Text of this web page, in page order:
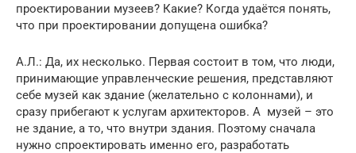
проектировании музеев? Какие? Когда удаётся понять,
что при проектировании допущена ошибка?
А.Л.: Да, их несколько. Первая состоит в том, что люди,
принимающие управленческие решения, представляют
себе музей как здание (желательно с колоннами), и
сразу прибегают к услугам архитекторов. А музей – это
не здание, а то, что внутри здания. Поэтому сначала
нужно спроектировать именно его, разработать